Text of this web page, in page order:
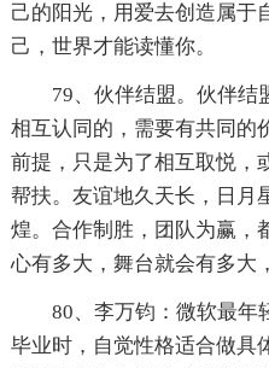
己的阳光，用爱去创造属于
己，世界才能读懂你。
79、伙伴结盟。伙伴结
相互认同的，需要有共同的
前提，只是为了相互取悦，
帮扶。友谊地久天长，日月
煌。合作制胜，团队为赢，
心有多大，舞台就会有多大
80、李万钧：微软最
毕业时，自觉性格适合做具